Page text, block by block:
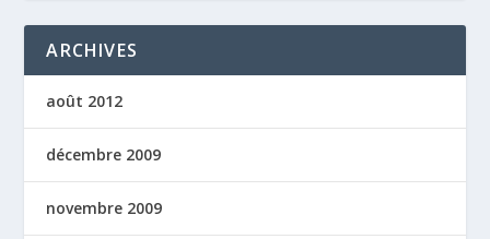
ARCHIVES
août 2012
décembre 2009
novembre 2009